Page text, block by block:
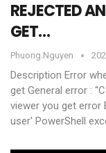
REJECTED
GET…
Phuong.nguyen
Description Error
get General error :
viewer you get error
user' PowerShell